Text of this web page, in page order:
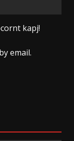
kapj!
email.